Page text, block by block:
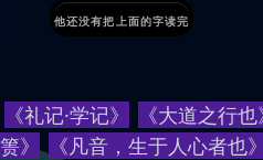
他还没有把上面的字读完
《礼记·学记》 《大道之行也
箦》
《凡音，生于人心者也》